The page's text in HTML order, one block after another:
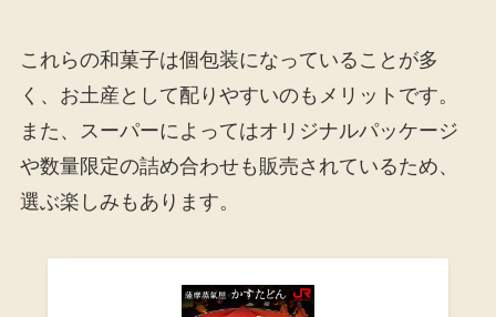
これらの和菓子は個包装になっていることが多
く、お土産として配りやすいのもメリットです。
また、スーパーによってはオリジナルパッケージ
や数量限定の詰め合わせも販売されているため、
選ぶ楽しみもあります。